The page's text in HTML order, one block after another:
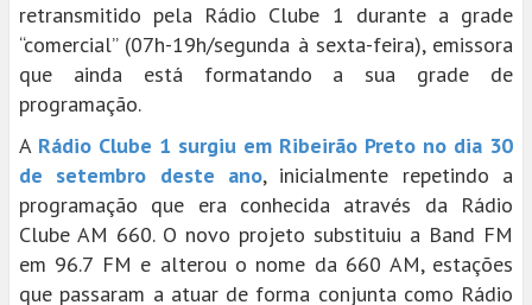
retransmitido pela Rádio Clube 1 durante a grade
“comercial” (07h-19h/segunda à sexta-feira), emissora
que ainda está formatando a sua grade de
programação.
A Rádio Clube 1 surgiu em Ribeirão Preto no dia 30
de setembro deste ano, inicialmente repetindo a
programação que era conhecida através da Rádio
Clube AM 660. O novo projeto substituiu a Band FM
em 96.7 FM e alterou o nome da 660 AM, estações
que passaram a atuar de forma conjunta como Rádio